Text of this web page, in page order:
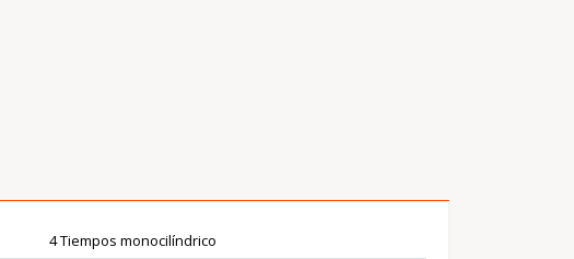
4 Tiempos monocilíndrico